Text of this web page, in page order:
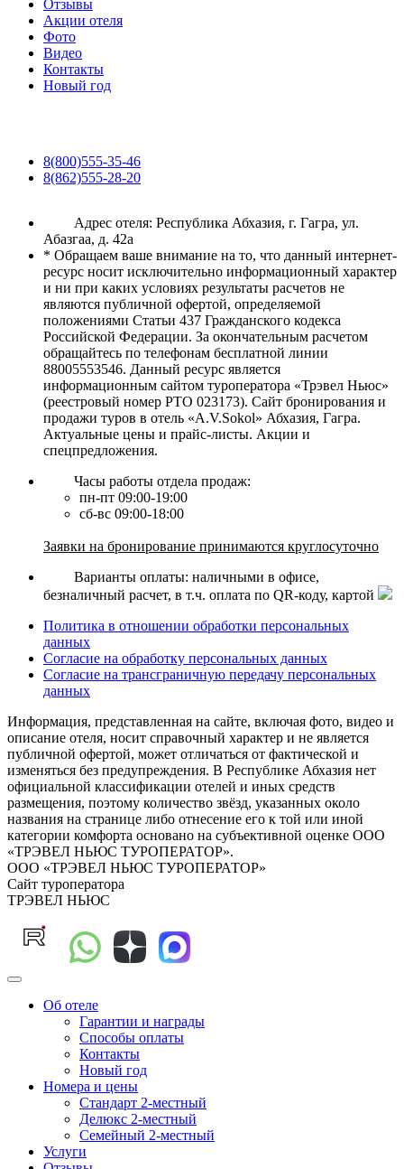
Отзывы
Акции отеля
Фото
Видео
Контакты
Новый год
8(800)555-35-46
8(862)555-28-20
Адрес отеля: Республика Абхазия, г. Гагра, ул.
Абазгаа, д. 42а
* Обращаем ваше внимание на то, что данный интернет-
ресурс носит исключительно информационный характер
и ни при каких условиях результаты расчетов не
являются публичной офертой, определяемой
положениями Статьи 437 Гражданского кодекса
Российской Федерации. За окончательным расчетом
обращайтесь по телефонам бесплатной линии
88005553546. Данный ресурс является
информационным сайтом туроператора «Трэвел Ньюс»
(реестровый номер РТО 023173). Сайт бронирования и
продажи туров в отель «A.V.Sokol» Абхазия, Гагра.
Актуальные цены и прайс-листы. Акции и
спецпредложения.
Часы работы отдела продаж:
пн-пт 09:00-19:00
сб-вс 09:00-18:00
Заявки на бронирование принимаются круглосуточно
Варианты оплаты: наличными в офисе,
безналичный расчет, в т.ч. оплата по QR-коду, картой
Политика в отношении обработки персональных
данных
Согласие на обработку персональных данных
Согласие на трансграничную передачу персональных
данных
Информация, представленная на сайте, включая фото, видео и
описание отеля, носит справочный характер и не является
публичной офертой, может отличаться от фактической и
изменяться без предупреждения. В Республике Абхазия нет
официальной классификации отелей и иных средств
размещения, поэтому количество звёзд, указанных около
названия на странице либо отнесение его к той или иной
категории комфорта основано на субъективной оценке ООО
«ТРЭВЕЛ НЬЮС ТУРОПЕРАТОР».
ООО «ТРЭВЕЛ НЬЮС ТУРОПЕРАТОР»
Сайт туроператора
ТРЭВЕЛ НЬЮС
Об отеле
Гарантии и награды
Способы оплаты
Контакты
Новый год
Номера и цены
Стандарт 2-местный
Делюкс 2-местный
Семейный 2-местный
Услуги